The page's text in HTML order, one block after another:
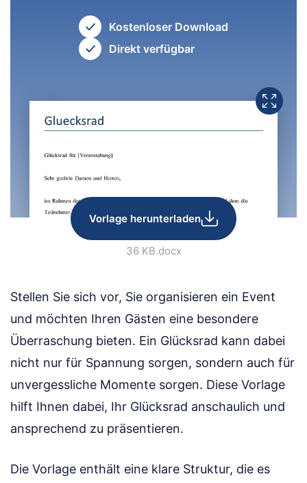
Kostenloser Download
Direkt verfügbar
Vorlage herunterladen
36 KB.docx
Stellen Sie sich vor, Sie organisieren ein Event
und möchten Ihren Gästen eine besondere
Überraschung bieten. Ein Glücksrad kann dabei
nicht nur für Spannung sorgen, sondern auch für
unvergessliche Momente sorgen. Diese Vorlage
hilft Ihnen dabei, Ihr Glücksrad anschaulich und
ansprechend zu präsentieren.
Die Vorlage enthält eine klare Struktur, die es